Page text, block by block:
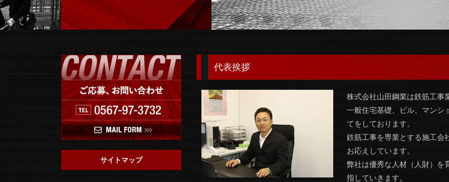
サイトマップ
代表挨拶
株式会社山田鋼業は鉄筋工事
一般住宅基礎、ビル、マンシ
てをしております。
鉄筋工事を専業とする施工会
お応えしています。
弊社は優秀な人材（人財）を
指していきます。